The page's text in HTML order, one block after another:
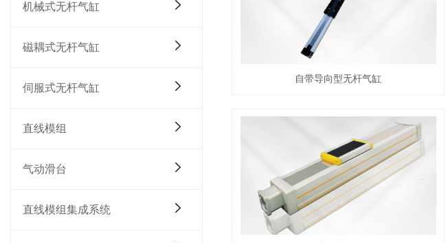
机械式无杆气缸
磁耦式无杆气缸
伺服式无杆气缸
直线模组
气动滑台
直线模组集成系统
自带导向型无杆气缸